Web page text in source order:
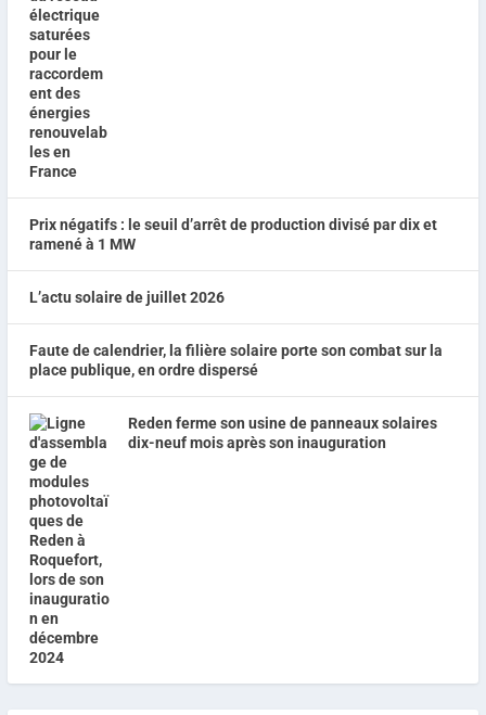
Prix négatifs : le seuil d’arrêt de production divisé par dix et
ramené à 1 MW
L’actu solaire de juillet 2026
Faute de calendrier, la filière solaire porte son combat sur la
place publique, en ordre dispersé
Reden ferme son usine de panneaux solaires
dix-neuf mois après son inauguration